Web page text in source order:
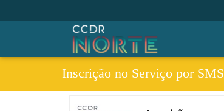
Inscrição no Serviço por SMS